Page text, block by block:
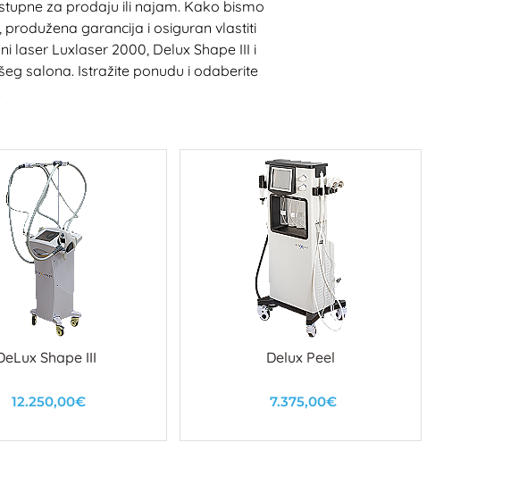
za prodaju ili najam. Kako bismo
garancija i osiguran vlastiti
laser Luxlaser 2000, Delux Shape III i
salona. Istražite ponudu i odaberite
Shape III
12.250,00€
U košaricu
Delux Peel
7.375,00€
Nedostupno